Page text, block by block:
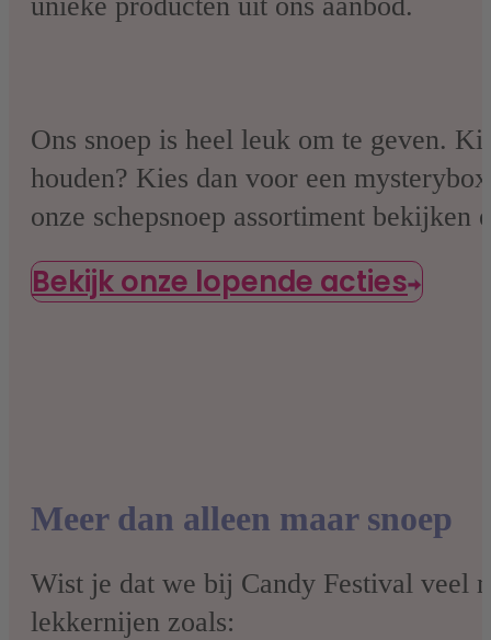
unieke producten uit ons aanbod.
Ons snoep is heel leuk om te geven.
houden? Kies dan voor een
onze schepsnoep assortiment
Bekijk onze lopende acties
Meer dan alleen maar snoep
Wist je dat we bij Candy Festival veel
lekkernijen zoals: